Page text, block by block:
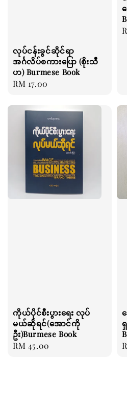
လုပ်ငန်းခွင်ဆိုင်ရာ
အင်္ဂလိပ်စကားပြော (စိုးသီ
ဟ) Burmese Book
Regular
RM 17.00
ကိုယ်ပိုင်စီးပွားရေး လုပ်
မယ်ဆိုရင်(အောင်ကို
ဦး)Burmese Book
Regular
RM 45.00